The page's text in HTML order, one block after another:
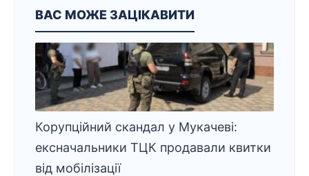
ВАС МОЖЕ ЗАЦІКАВИТИ
Корупційний скандал у Мукачеві:
ексначальники ТЦК продавали квитки
від мобілізації